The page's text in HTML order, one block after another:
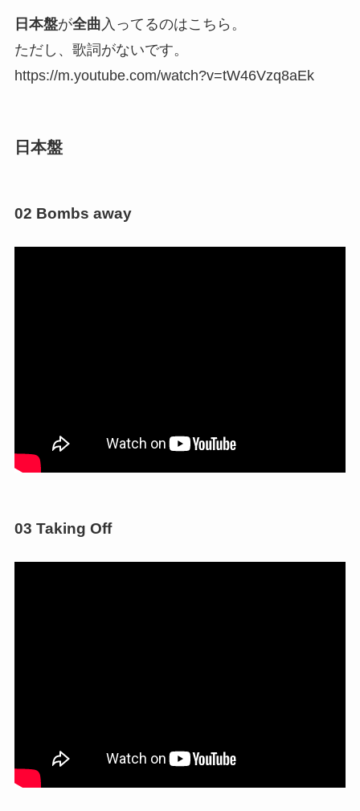
日本盤が全曲入ってるのはこちら。
ただし、歌詞がないです。
https://m.youtube.com/watch?v=tW46Vzq8aEk
日本盤
02 Bombs away
03 Taking Off